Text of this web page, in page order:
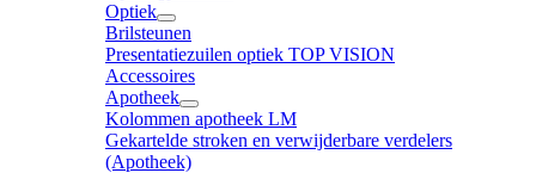
Optiek
Brilsteunen
Presentatiezuilen optiek TOP VISION
Accessoires
Apotheek
Kolommen apotheek LM
Gekartelde stroken en verwijderbare verdelers
(Apotheek)